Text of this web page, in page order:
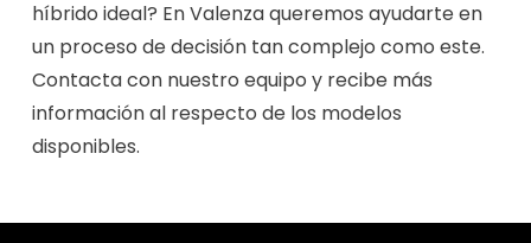
híbrido ideal? En Valenza queremos ayudarte en
un proceso de decisión tan complejo como este.
Contacta con nuestro equipo y recibe más
información al respecto de los modelos
disponibles.